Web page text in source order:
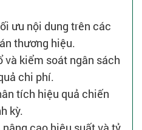
ưu nội dung trên các
thương hiệu.
và kiểm soát ngân sách
chi phí.
tích hiệu quả chiến
kỳ.